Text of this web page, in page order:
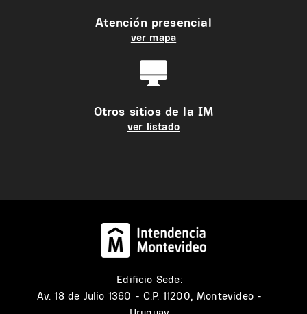
Atención presencial
ver mapa
Otros sitios de la IM
ver listado
Edificio Sede:
Av. 18 de Julio 1360 - C.P. 11200, Montevideo -